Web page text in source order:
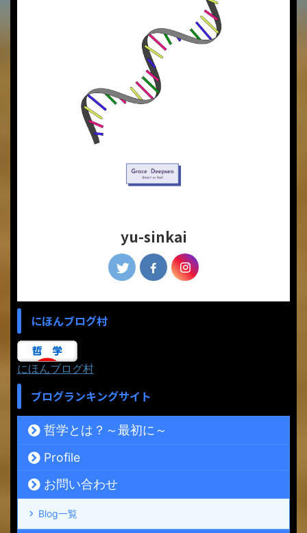
yu-sinkai
にほんブログ村
にほんブログ村
ブログランキングサイト
哲学とは？～最初に～
Profile
お問い合わせ
Blog一覧